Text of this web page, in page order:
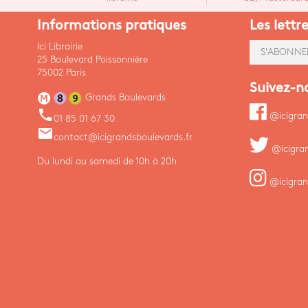
Informations pratiques
Ici Librairie
25 Boulevard Poissonnière
75002 Paris
Grands Boulevards
phone 01 85 01 67 30
emailcontact@icigrandsboulevards.fr
Du lundi au samedi de 10h à 20h
Les
Suivez-